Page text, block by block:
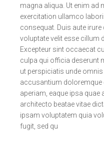
magna aliqua. Ut enim ad
exercitation ullamco
consequat. Duis aute
voluptate velit esse cillum
Excepteur sint occaecat
culpa qui officia deserunt
ut perspiciatis unde
accusantium doloremque
aperiam, eaque ipsa quae
architecto beatae vitae
ipsam voluptatem quia
fugit, sed qu